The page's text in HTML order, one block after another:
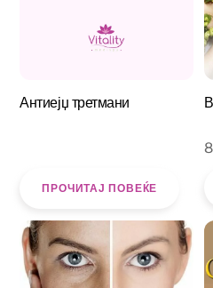
Антиејџ третмани
ПРОЧИТАЈ ПОВЕЌЕ